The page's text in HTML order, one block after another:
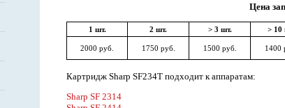
Цена
1 шт. 2 шт. > 3 шт. > 10
2000 руб. 1750 руб. 1500 руб. 1400
Картридж Sharp SF234T подходит к аппаратам:
Sharp SF 2314